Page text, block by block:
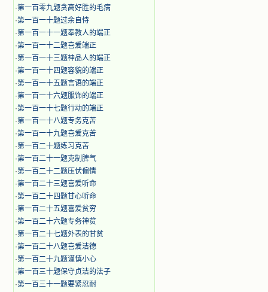
·第一百零九题贪高好胜的毛病
·第一百一十题过余自恃
·第一百一十一题奉教人的端正
·第一百一十二题喜爱端正
·第一百一十三题神品人的端正
·第一百一十四题容貌的端正
·第一百一十五题言语的端正
·第一百一十六题服饰的端正
·第一百一十七题行动的端正
·第一百一十八题专务克苦
·第一百一十九题喜爱克苦
·第一百二十题练习克苦
·第一百二十一题克制脾气
·第一百二十二题压伏偏情
·第一百二十三题喜爱听命
·第一百二十四题甘心听命
·第一百二十五题喜爱贫穷
·第一百二十六题专务神贫
·第一百二十七题外表的甘贫
·第一百二十八题喜爱洁德
·第一百二十九题谨慎小心
·第一百三十题保守贞洁的法子
·第一百三十一题要紧忍耐